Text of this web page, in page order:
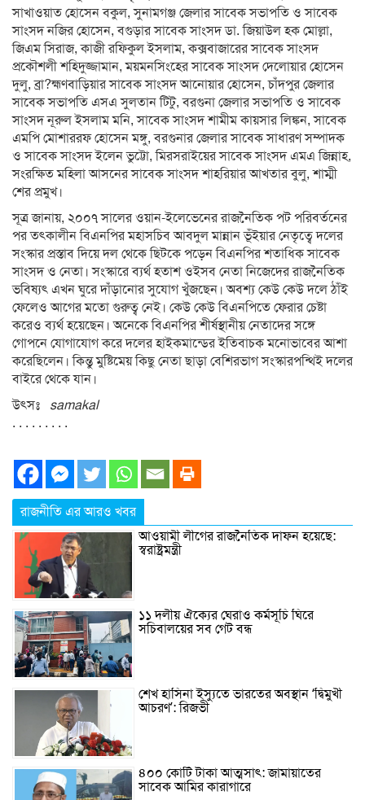
সাখাওয়াত হোসেন বকুল, সুনামগঞ্জ জেলার সাবেক সভাপতি ও সাবেক
সাংসদ নজির হোসেন, বগুড়ার সাবেক সাংসদ ডা. জিয়াউল হক মোল্লা,
জিএম সিরাজ, কাজী রফিকুল ইসলাম, কক্সবাজারের সাবেক সাংসদ
প্রকৌশলী শহিদুজ্জামান, ময়মনসিংহের সাবেক সাংসদ দেলোয়ার হোসেন
দুলু, ব্রা?হ্মণবাড়িয়ার সাবেক সাংসদ আনোয়ার হোসেন, চাঁদপুর জেলার
সাবেক সভাপতি এসএ সুলতান টিটু, বরগুনা জেলার সভাপতি ও সাবেক
সাংসদ নূরুল ইসলাম মনি, সাবেক সাংসদ শামীম কায়সার লিঙ্কন, সাবেক
এমপি মোশাররফ হোসেন মঙ্গু, বরগুনার জেলার সাবেক সাধারণ সম্পাদক
ও সাবেক সাংসদ ইলেন ভুট্টো, মিরসরাইয়ের সাবেক সাংসদ এমএ জিন্নাহ,
সংরক্ষিত মহিলা আসনের সাবেক সাংসদ শাহরিয়ার আখতার বুলু, শাম্মী
শের প্রমুখ।
সূত্র জানায়, ২০০৭ সালের ওয়ান-ইলেভেনের রাজনৈতিক পট পরিবর্তনের
পর তৎকালীন বিএনপির মহাসচিব আবদুল মান্নান ভূঁইয়ার নেতৃত্বে দলের
সংস্কার প্রস্তাব দিয়ে দল থেকে ছিটকে পড়েন বিএনপির শতাধিক সাবেক
সাংসদ ও নেতা। সংস্কারে ব্যর্থ হতাশ ওইসব নেতা নিজেদের রাজনৈতিক
ভবিষ্যৎ এখন ঘুরে দাঁড়ানোর সুযোগ খুঁজছেন। অবশ্য কেউ কেউ দলে ঠাঁই
ফেলেও আগের মতো গুরুত্ব নেই। কেউ কেউ বিএনপিতে ফেরার চেষ্টা
করেও ব্যর্থ হয়েছেন। অনেকে বিএনপির শীর্ষস্থানীয় নেতাদের সঙ্গে
গোপনে যোগাযোগ করে দলের হাইকমান্ডের ইতিবাচক মনোভাবের আশা
করেছিলেন। কিন্তু মুষ্টিমেয় কিছু নেতা ছাড়া বেশিরভাগ সংস্কারপন্থিই দলের
বাইরে থেকে যান।
উৎসঃ samakal
. . . . . . . . .
রাজনীতি এর আরও খবর
আওয়ামী লীগের রাজনৈতিক দাফন হয়েছে:
স্বরাষ্ট্রমন্ত্রী
১১ দলীয় ঐক্যের ঘেরাও কর্মসূচি ঘিরে
সচিবালয়ের সব গেট বন্ধ
শেখ হাসিনা ইস্যুতে ভারতের অবস্থান ‘দ্বিমুখী
আচরণ’: রিজভী
৪০০ কোটি টাকা আত্মসাৎ: জামায়াতের
সাবেক আমির কারাগারে